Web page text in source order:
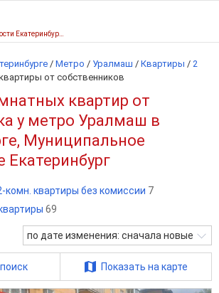
/ Метро / Уралмаш / Квартиры / 2
от собственников
квартир от
у метро Уралмаш в
Муниципальное
Екатеринбург
комн. квартиры без комиссии 7
69
по дате изменения: сначала новые
Показать на карте